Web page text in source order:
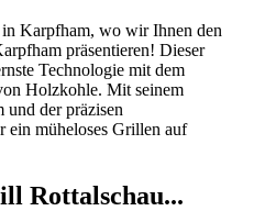
Karpfham, wo wir Ihnen den
präsentieren! Dieser
Technologie mit dem
Holzkohle. Mit seinem
und der präzisen
ein müheloses Grillen auf
Rottalschau...